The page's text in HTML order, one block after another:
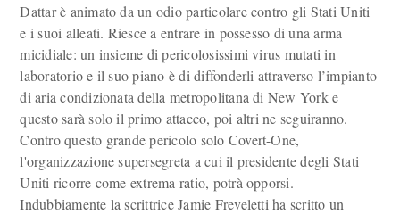
Dattar è animato da un odio particolare contro gli Stati Uniti
e i suoi alleati. Riesce a entrare in possesso di una arma
micidiale: un insieme di pericolosissimi virus mutati in
laboratorio e il suo piano è di diffonderli attraverso l’impianto
di aria condizionata della metropolitana di New York e
questo sarà solo il primo attacco, poi altri ne seguiranno.
Contro questo grande pericolo solo Covert-One,
l'organizzazione supersegreta a cui il presidente degli Stati
Uniti ricorre come extrema ratio, potrà opporsi.
Indubbiamente la scrittrice Jamie Freveletti ha scritto un